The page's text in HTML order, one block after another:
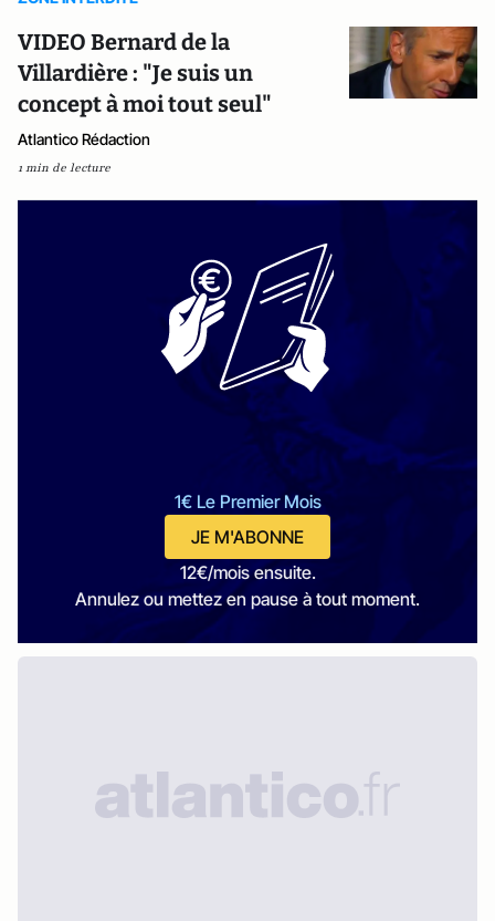
VIDEO Bernard de la
Villardière : "Je suis un
concept à moi tout seul"
Atlantico Rédaction
1 min de lecture
1€ Le Premier Mois
JE M'ABONNE
12€/mois ensuite.
Annulez ou mettez en pause à tout moment.